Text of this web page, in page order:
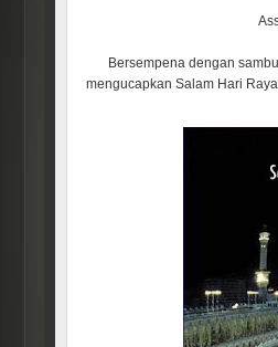
Bersempena dengan
mengucapkan Salam Hari